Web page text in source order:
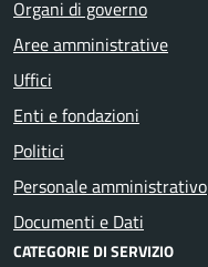
Organi di governo
Aree amministrative
Uffici
Enti e fondazioni
Politici
Personale amministrativo
Documenti e Dati
CATEGORIE DI SERVIZIO